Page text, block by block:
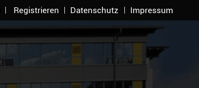
Registrieren Datenschutz Impressum